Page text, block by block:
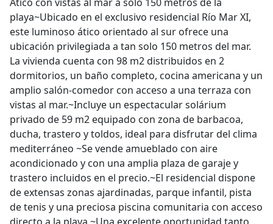
playa~Ubicado en el exclusivo residencial Río Mar XI,
este luminoso ático orientado al sur ofrece una
ubicación privilegiada a tan solo 150 metros del mar.
La vivienda cuenta con 98 m2 distribuidos en 2
dormitorios, un baño completo, cocina americana y un
amplio salón-comedor con acceso a una terraza con
vistas al mar.~Incluye un espectacular solárium
privado de 59 m2 equipado con zona de barbacoa,
ducha, trastero y toldos, ideal para disfrutar del clima
mediterráneo ~Se vende amueblado con aire
acondicionado y con una amplia plaza de garaje y
trastero incluidos en el precio.~El residencial dispone
de extensas zonas ajardinadas, parque infantil, pista
de tenis y una preciosa piscina comunitaria con acceso